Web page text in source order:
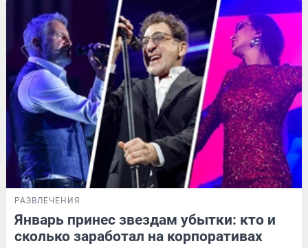
РАЗВЛЕЧЕНИЯ
Январь принес звездам убытки: кто и
сколько заработал на корпоративах